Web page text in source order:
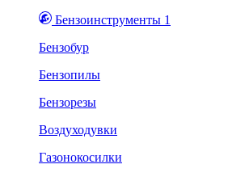
Бензоинструменты 1
Бензобур
Бензопилы
Бензорезы
Воздуходувки
Газонокосилки